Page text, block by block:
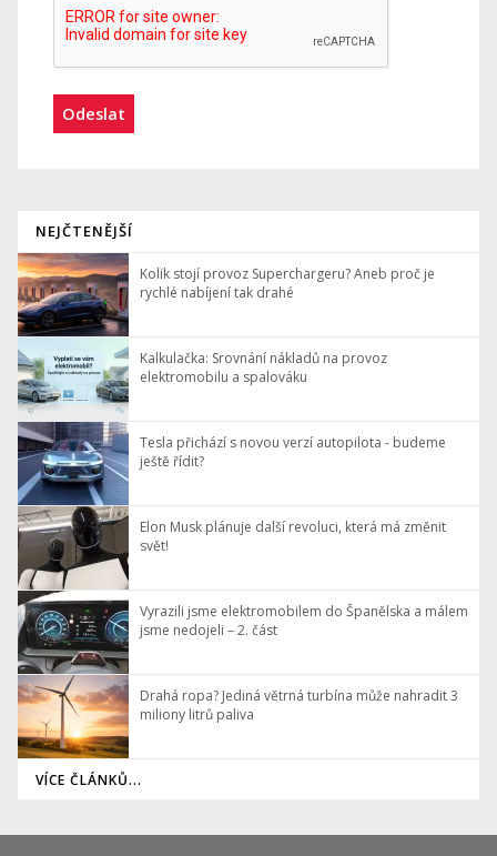
Odeslat
NEJČTENĚJŠÍ
Kolik stojí provoz Superchargeru? Aneb proč je
rychlé nabíjení tak drahé
Kalkulačka: Srovnání nákladů na provoz
elektromobilu a spalováku
Tesla přichází s novou verzí autopilota - budeme
ještě řídit?
Elon Musk plánuje další revoluci, která má změnit
svět!
Vyrazili jsme elektromobilem do Španělska a málem
jsme nedojeli – 2. část
Drahá ropa? Jediná větrná turbína může nahradit 3
miliony litrů paliva
VÍCE ČLÁNKŮ...